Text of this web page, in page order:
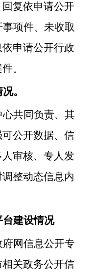
回复依申请公开
项件、未收取
申请公开行政
。
。
共同负责、其
公开数据、信
审核、专人发
调整动态信息内
台建设情况
网信息公开专
关政务公开信